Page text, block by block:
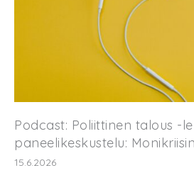
Podcast: Poliittinen talous -
paneelikeskustelu:
15.6.2026